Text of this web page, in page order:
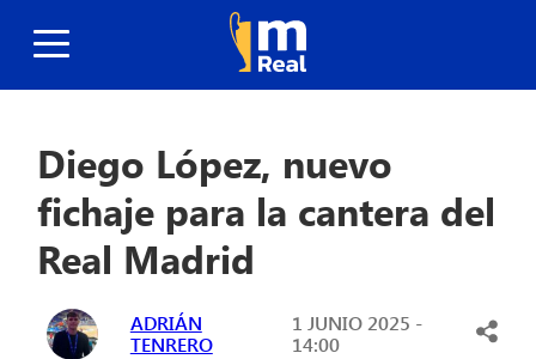
Diego López, nuevo
fichaje para la cantera del
Real Madrid
ADRIÁN
TENRERO
1 JUNIO 2025 -
14:00